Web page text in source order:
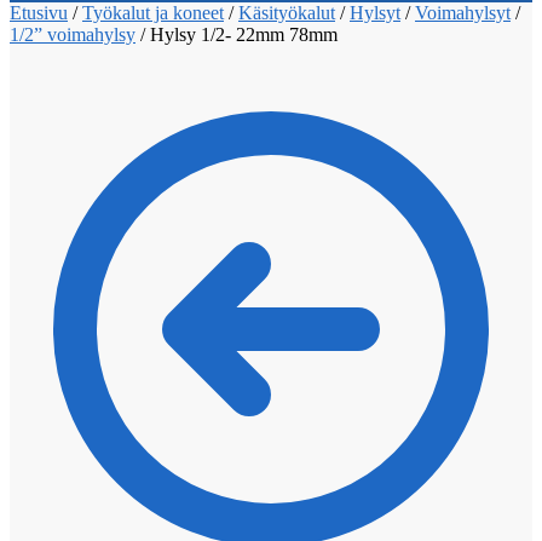
Etusivu /Työkalut ja koneet /Käsityökalut /Hylsyt /Voimahylsyt /
1/2” voimahylsy /Hylsy 1/2- 22mm 78mm